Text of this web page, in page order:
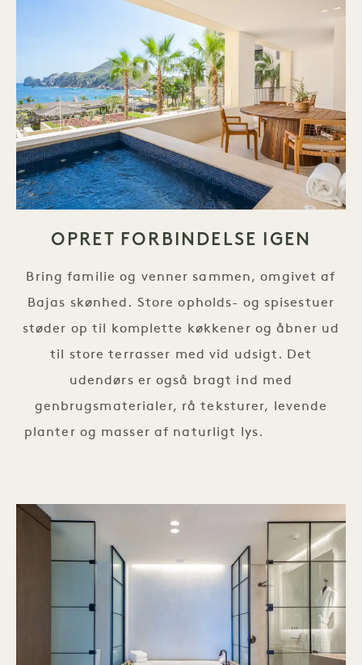
OPRET FORBINDELSE IGEN
Bring familie og venner sammen, omgivet af
Bajas skønhed. Store opholds- og spisestuer
støder op til komplette køkkener og åbner ud
til store terrasser med vid udsigt. Det
udendørs er også bragt ind med
genbrugsmaterialer, rå teksturer, levende
planter og masser af naturligt lys.